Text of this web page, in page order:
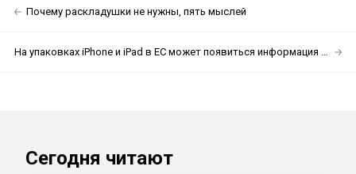
Почему раскладушки не нужны, пять мыслей
На упаковках iPhone и iPad в ЕС может появиться информация о сроке службы аккумулятора
Сегодня читают